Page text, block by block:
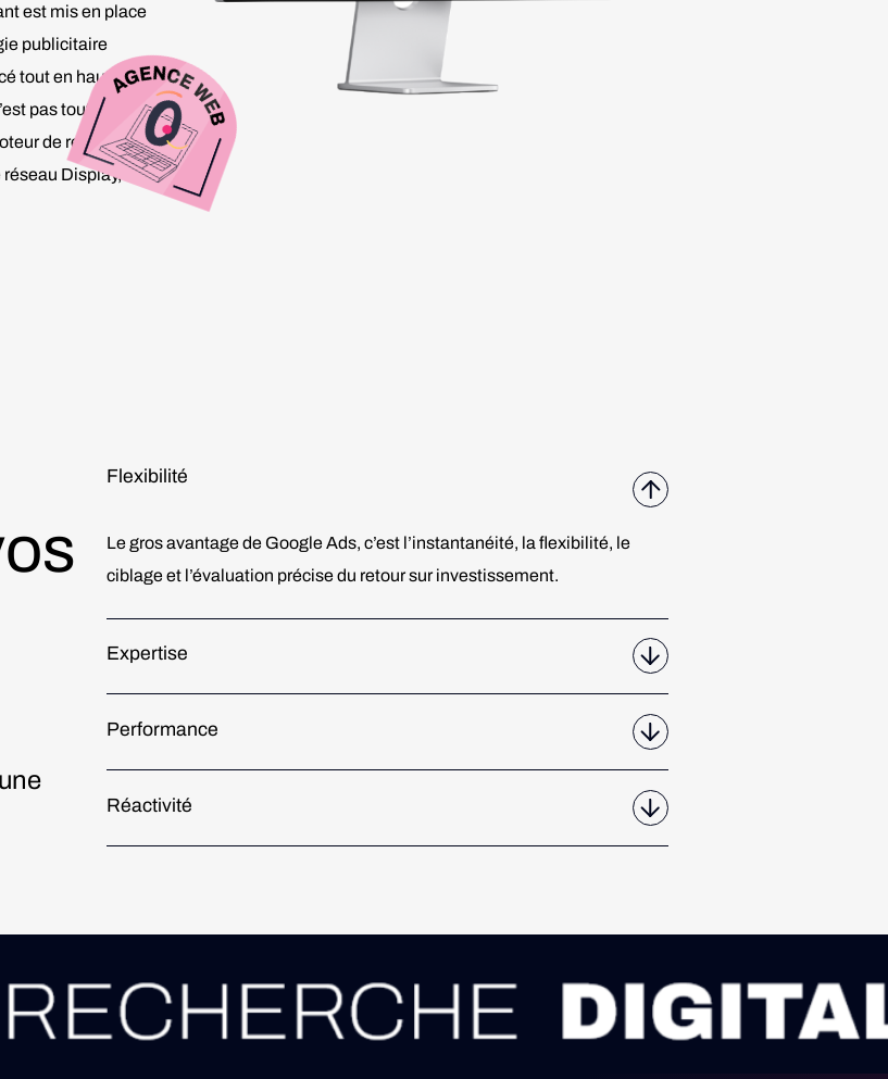
est mis en place
publicitaire
tout en haut des
pas tout, Google
de recherche
Display,
Flexibilité
Le gros avantage de Google Ads, c’est l’instantanéité, la flexibilité, le
ciblage et l’évaluation précise du retour sur investissement.
Expertise
Performance
Réactivité